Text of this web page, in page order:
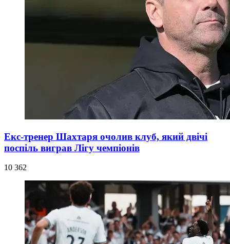
Екс-тренер Шахтаря очолив клуб, який двічі
поспіль виграв Лігу чемпіонів
10 362